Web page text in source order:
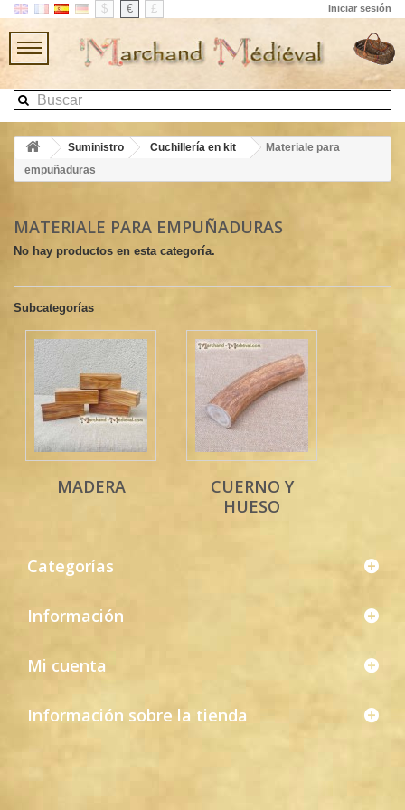
Iniciar sesión
$ € £
Suministro Cuchillería en kit
Materiale para
empuñaduras
MATERIALE PARA EMPUÑADURAS
No hay productos en esta categoría.
Subcategorías
MADERA
CUERNO Y
HUESO
Categorías
Información
Mi cuenta
Información sobre la tienda